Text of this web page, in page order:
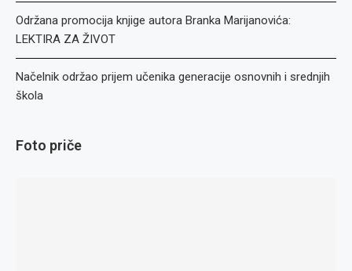
Održana promocija knjige autora Branka Marijanovića:
LEKTIRA ZA ŽIVOT
Načelnik održao prijem učenika generacije osnovnih i srednjih
škola
Foto priče